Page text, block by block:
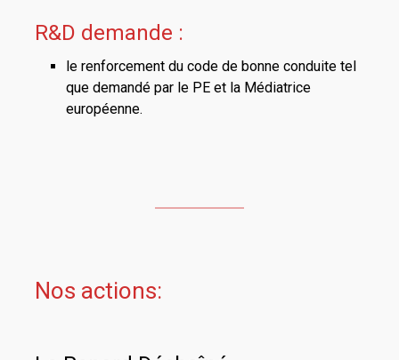
R&D demande :
le renforcement du code de bonne conduite tel
que demandé par le PE et la Médiatrice
européenne.
Nos actions: